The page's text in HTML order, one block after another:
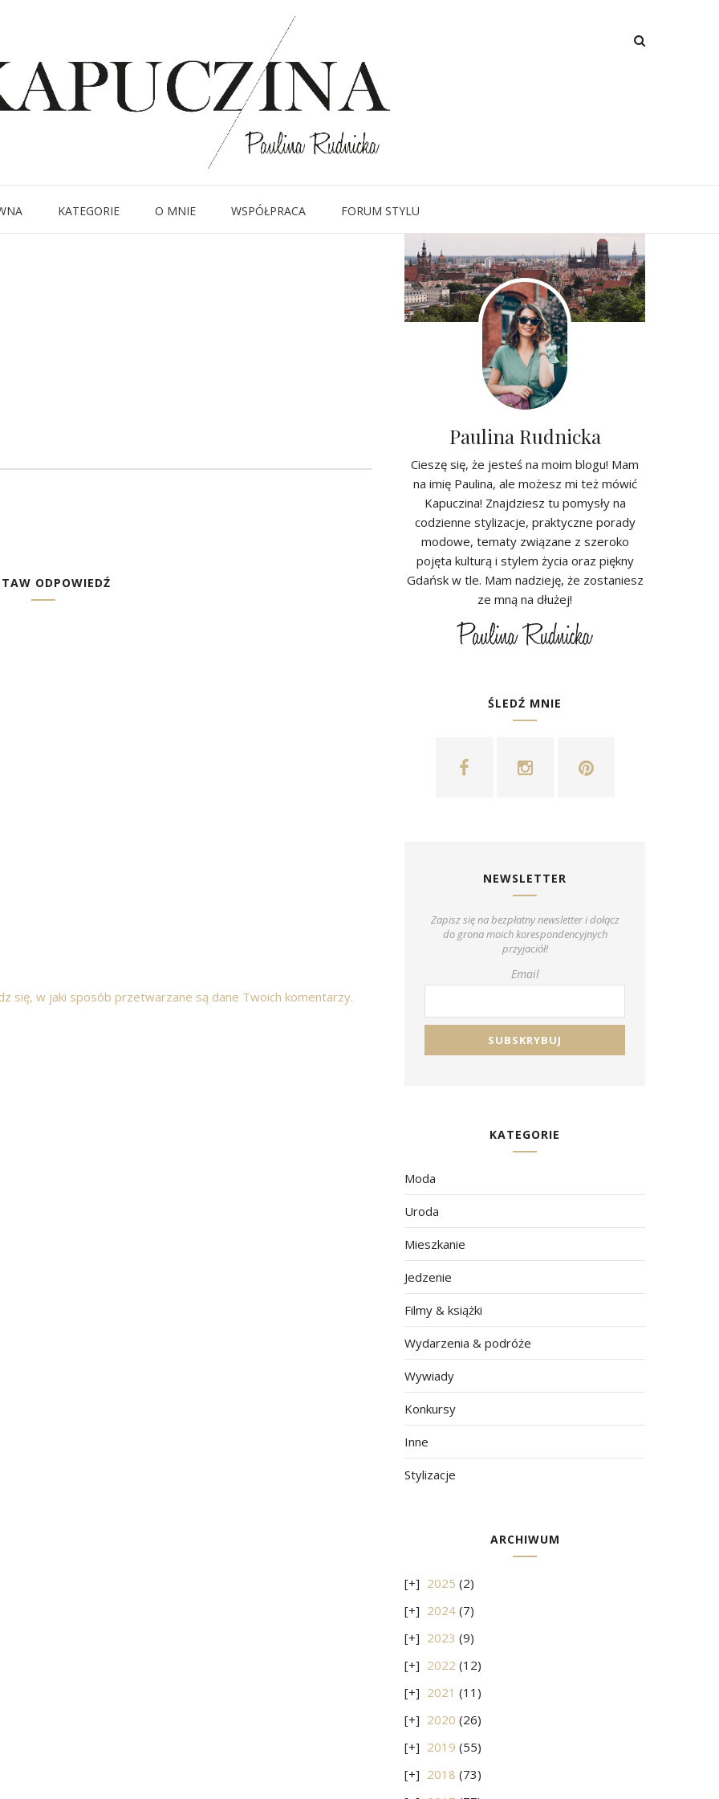
KATEGORIE O MNIE WSPÓŁPRACA FORUM STYLU
IMG_9003
Written byKapuczina in
ODPOWIEDŹ
się, w jaki sposób przetwarzane są dane Twoich komentarzy.
Paulina Rudnicka
Cieszę się, że jesteś na moim blogu! Mam
na imię Paulina, ale możesz mi też mówić
Kapuczina! Znajdziesz tu pomysły na
codzienne stylizacje, praktyczne porady
modowe, tematy związane z szeroko
pojęta kulturą i stylem życia oraz piękny
Gdańsk w tle. Mam nadzieję, że zostaniesz
ze mną na dłużej!
ŚLEDŹ MNIE
NEWSLETTER
Zapisz się na bezpłatny newsletter i dołącz
do grona moich korespondencyjnych
przyjaciół!
Email
KATEGORIE
Moda
Uroda
Mieszkanie
Jedzenie
Filmy & książki
Wydarzenia & podróże
Wywiady
Konkursy
Inne
Stylizacje
ARCHIWUM
2025 (2)
2024 (7)
2023 (9)
2022 (12)
2021 (11)
2020 (26)
2019 (55)
2018 (73)